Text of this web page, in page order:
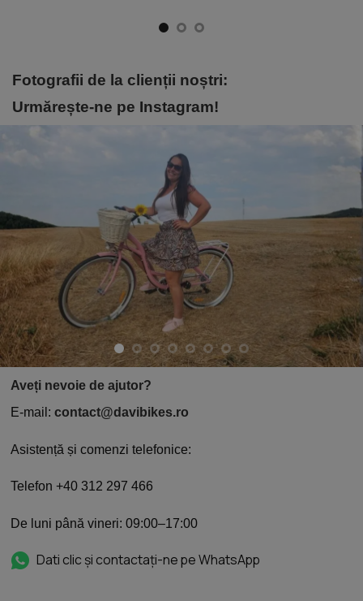
Fotografii de la clienții noștri:
Urmărește-ne pe Instagram!
Aveți nevoie de ajutor?
E-mail: contact@davibikes.ro
Asistență și comenzi telefonice:
Telefon +40 312 297 466
De luni până vineri: 09:00–17:00
Dati clic și contactați-ne pe WhatsApp